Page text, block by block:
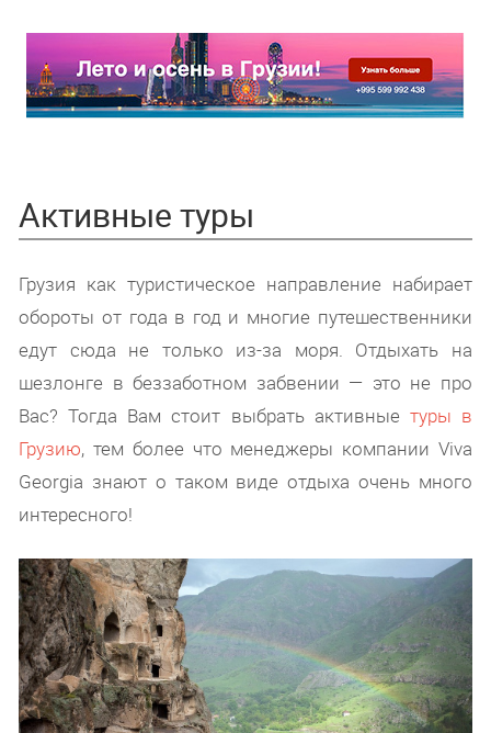
Активные туры
Грузия как туристическое направление набирает
обороты от года в год и многие путешественники
едут сюда не только из-за моря. Отдыхать на
шезлонге в беззаботном забвении — это не про
Вас? Тогда Вам стоит выбрать активные туры в
Грузию, тем более что менеджеры компании Viva
Georgia знают о таком виде отдыха очень много
интересного!